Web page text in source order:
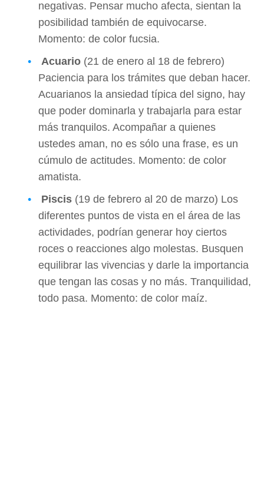
negativas. Pensar mucho afecta, sientan la
posibilidad también de equivocarse.
Momento: de color fucsia.
Acuario (21 de enero al 18 de febrero)
Paciencia para los trámites que deban hacer.
Acuarianos la ansiedad típica del signo, hay
que poder dominarla y trabajarla para estar
más tranquilos. Acompañar a quienes
ustedes aman, no es sólo una frase, es un
cúmulo de actitudes. Momento: de color
amatista.
Piscis (19 de febrero al 20 de marzo) Los
diferentes puntos de vista en el área de las
actividades, podrían generar hoy ciertos
roces o reacciones algo molestas. Busquen
equilibrar las vivencias y darle la importancia
que tengan las cosas y no más. Tranquilidad,
todo pasa. Momento: de color maíz.